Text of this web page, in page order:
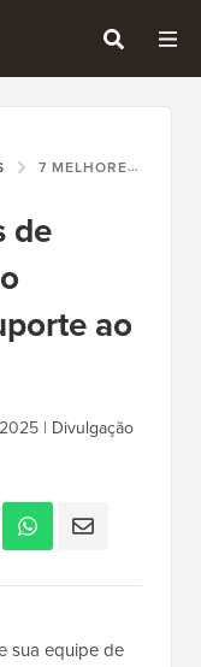
7 MELHORES PLUGINS DE CENTRAL DE AJUDA DO WORDPRESS PARA SUPORTE AO CLIENTE
de
ao
| Divulgação
sua equipe de